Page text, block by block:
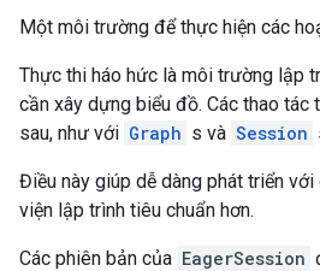
Một môi trường để thực hiện các
Thực thi háo hức là môi trường lập
cần xây dựng biểu đồ. Các thao
sau, như với Graph s và Session
Điều này giúp dễ dàng phát triển
viện lập trình tiêu chuẩn hơn.
Các phiên bản của EagerSession